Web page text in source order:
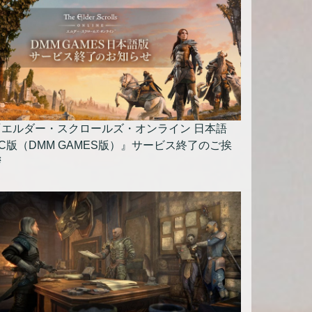
ルダー・スクロールズ・オンライン 日本語
版（DMM GAMES版）』サービス終了のご挨